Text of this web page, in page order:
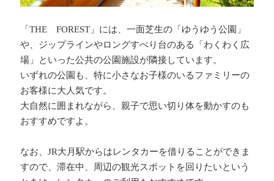
「THE FOREST」には、一面芝生の「ゆうゆう公園」
や、ジップラインやロングすべり台のある「わくわく広
場」といった公共の公園施設が隣接しています。
いずれの公園も、特に小さなお子様のいるファミリーの
お客様に大人気です。
大自然に囲まれながら、親子で思い切り体を動かすのも
おすすめですよ。
なお、JR大月駅からはレンタカーを借りることができま
すので、滞在中、周辺の観光スポットを回りたいという